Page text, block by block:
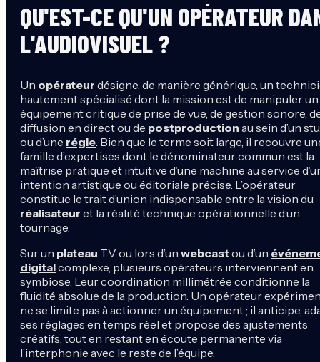
QU'EST-CE QU'UN OPÉRATEUR
L'AUDIOVISUEL ?
Un opérateur désigne, de manière générique, un
hautement spécialisé dont la mission est de manipuler un
équipement critique de prise de vue, de gestion sonore,
diffusion en direct ou de postproduction au sein d’un
ou d’une régie . Bien que le terme soit large, il recouvre
famille d’expertises dont le dénominateur commun est la
maîtrise pratique et intuitive d’une machine au service
intention artistique ou éditoriale précise. L’opérateur
constitue le trait d’union indispensable entre la vision du
réalisateur et la réalité technique opérationnelle d’un
tournage.
Sur un plateau TV ou lors d’un webcastou d’un
digitalcomplexe, plusieurs opérateurs interviennent en
symbiose. Leur coordination millimétrée conditionne la
fluidité absolue de la production. Un opérateur
ne se limite pas à actionner un équipement ; il anticipe,
ses réglages en temps réel et propose des ajustements
créatifs, tout en restant en écoute permanente via
l’interphonie avec le reste de l’équipe.